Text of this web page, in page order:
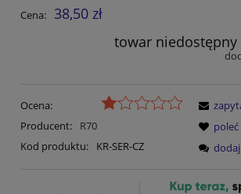
Cena:
38,50 zł
towar niedostępny
Ocena:
Producent:
R70
Kod produktu:
KR-SER-CZ